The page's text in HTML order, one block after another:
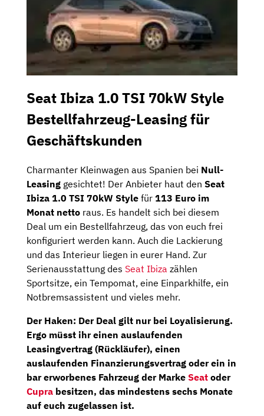
Seat Ibiza 1.0 TSI 70kW Style
Bestellfahrzeug-Leasing für
Geschäftskunden
Charmanter Kleinwagen aus Spanien bei Null-
Leasing gesichtet! Der Anbieter haut den Seat
Ibiza 1.0 TSI 70kW Style für 113 Euro im
Monat netto raus. Es handelt sich bei diesem
Deal um ein Bestellfahrzeug, das von euch frei
konfiguriert werden kann. Auch die Lackierung
und das Interieur liegen in eurer Hand. Zur
Serienausstattung des Seat Ibiza zählen
Sportsitze, ein Tempomat, eine Einparkhilfe, ein
Notbremsassistent und vieles mehr.
Der Haken: Der Deal gilt nur bei Loyalisierung.
Ergo müsst ihr einen auslaufenden
Leasingvertrag (Rückläufer), einen
auslaufenden Finanzierungsvertrag oder ein in
bar erworbenes Fahrzeug der Marke Seat oder
Cupra besitzen, das mindestens sechs Monate
auf euch zugelassen ist.